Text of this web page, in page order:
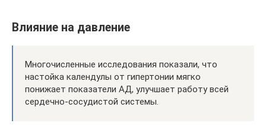
Влияние на давление
Многочисленные исследования показали, что
настойка календулы от гипертонии мягко
понижает показатели АД, улучшает работу всей
сердечно-сосудистой системы.